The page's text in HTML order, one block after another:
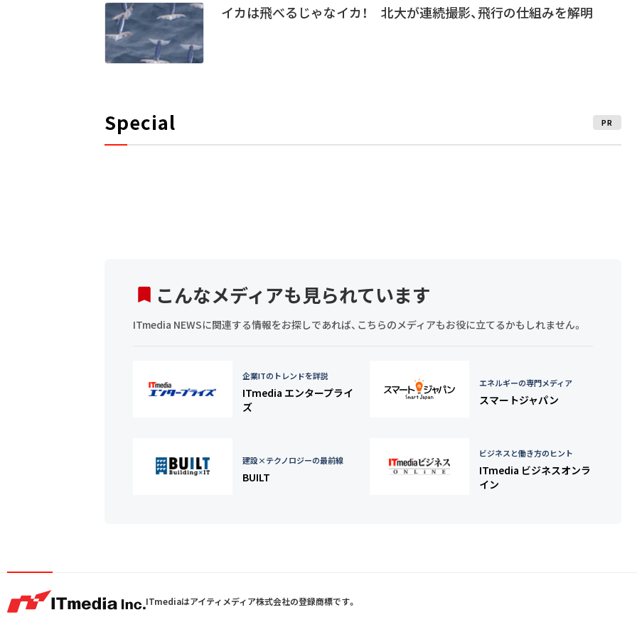
イカは飛べるじゃなイカ！ 北大が連続撮影、飛行の仕組みを解明
Special PR
こんなメディアも見られています
ITmedia NEWSに関連する情報をお探しであれば、こちらのメディアもお役に立てるかもしれません。
企業ITのトレンドを詳説
ITmedia エンタープライ
ズ
エネルギーの専門メディア
スマートジャパン
建設×テクノロジーの最前線
BUILT
ビジネスと働き方のヒント
ITmedia ビジネスオンラ
イン
ITmediaはアイティメディア株式会社の登録商標です。